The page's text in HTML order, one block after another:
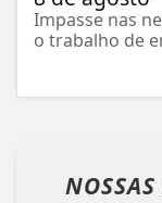
Impasse nas
o trabalho de